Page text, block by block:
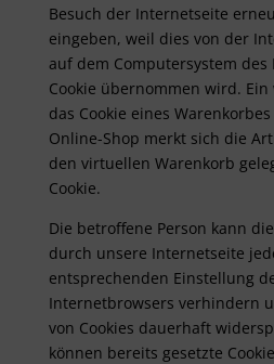
Besuch der Internetseite
eingeben, weil dies von der
auf dem Computersystem des
Cookie übernommen wird.
das Cookie eines
Online-Shop merkt sich die
den virtuellen Warenkorb
Cookie.
Die betroffene Person kann
durch unsere Internetseite
entsprechenden Einstellung
Internetbrowsers verhindern
von Cookies dauerhaft
können bereits gesetzte